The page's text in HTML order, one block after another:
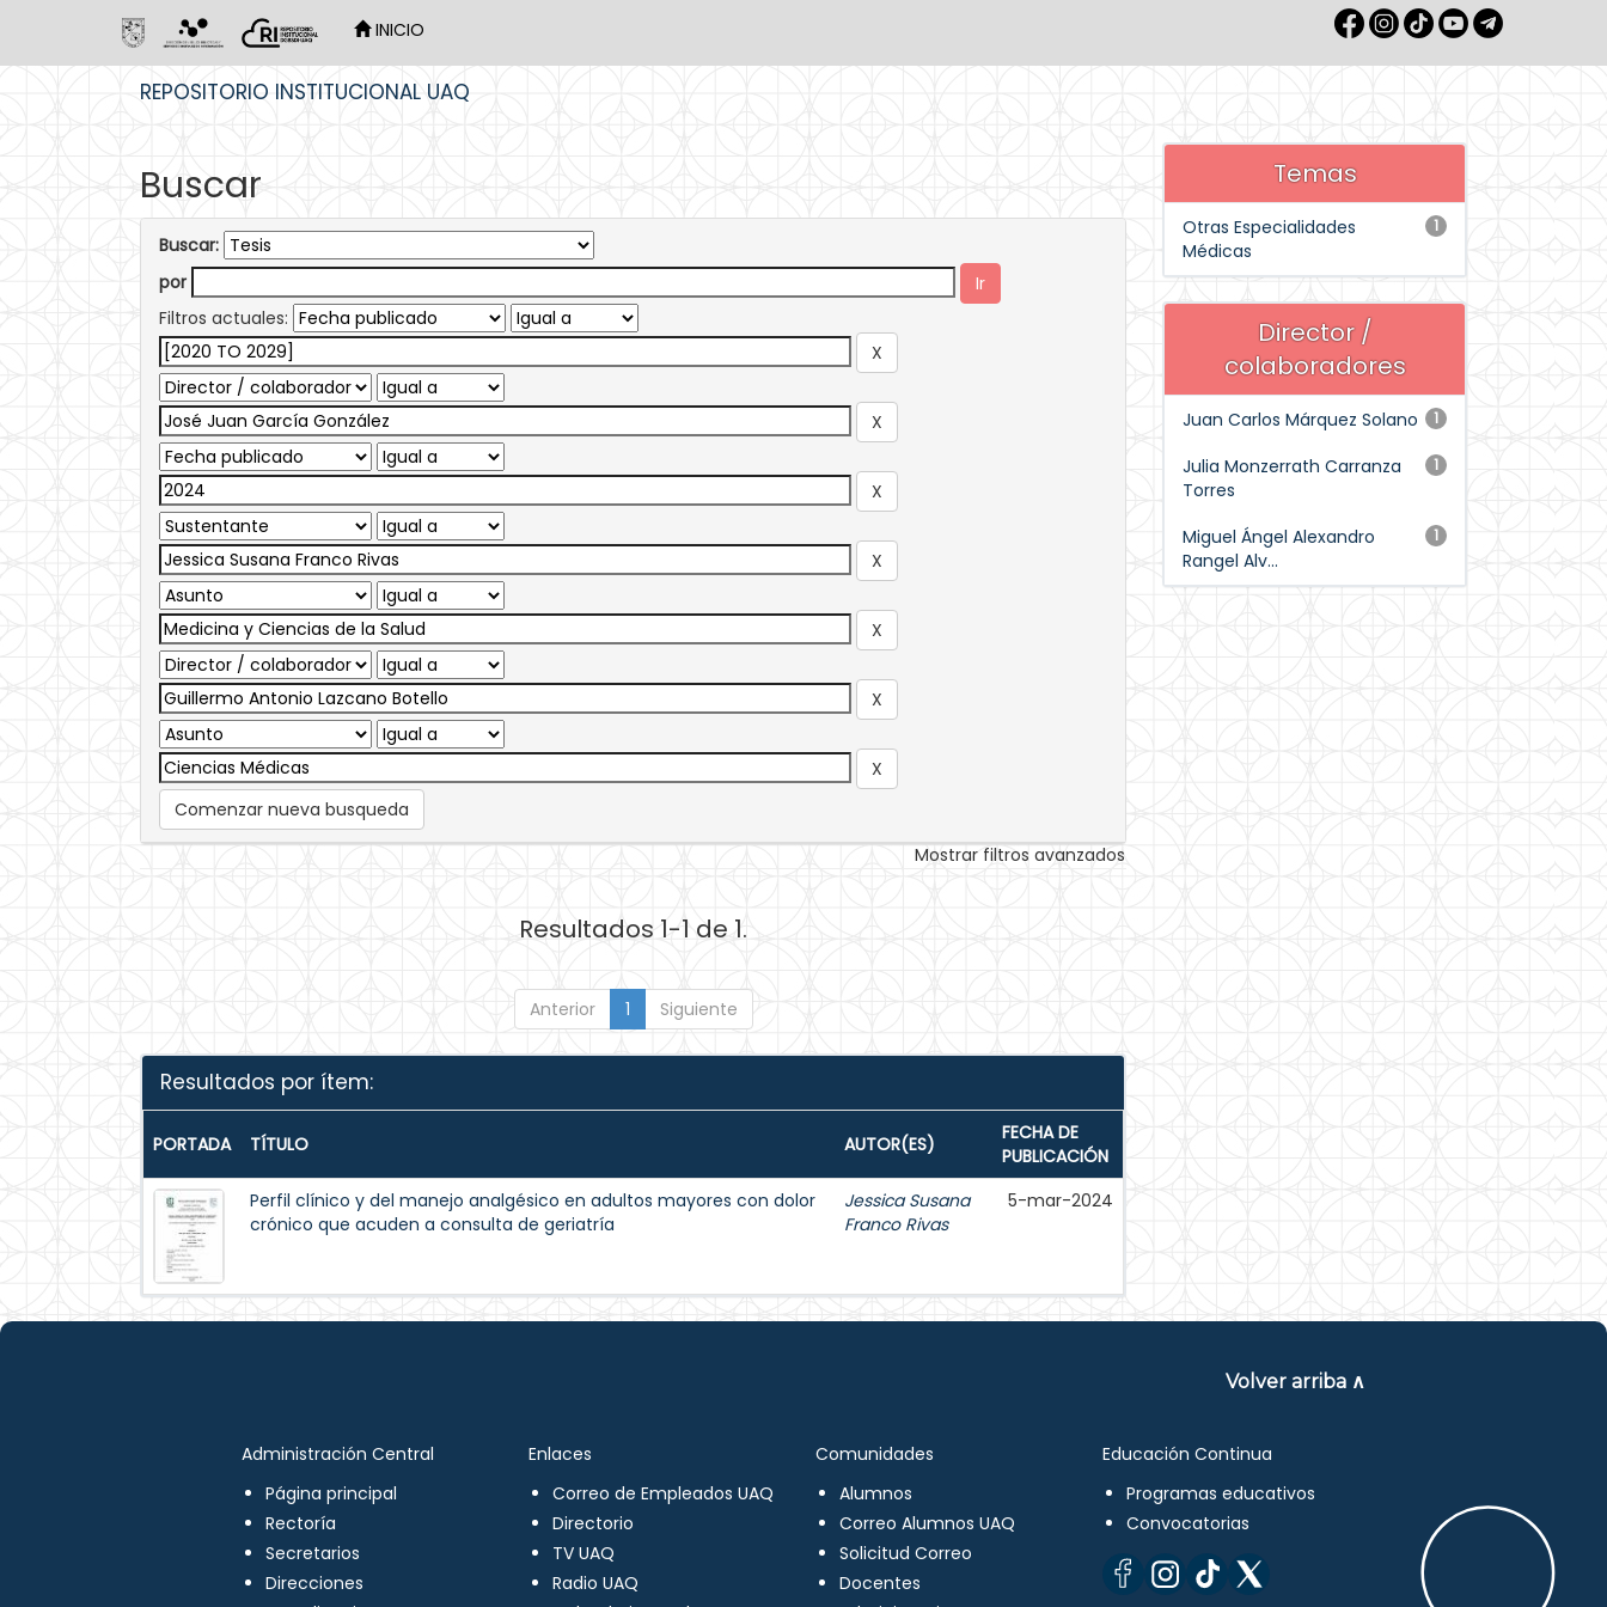
INICIO
REPOSITORIO INSTITUCIONAL UAQ
Buscar
Buscar:
por
Filtros actuales:
Comenzar nueva busqueda
Mostrar filtros avanzados
Resultados 1-1 de 1.
Anterior 1 Siguiente
Resultados por ítem:
PORTADA TÍTULO AUTOR(ES)
FECHA DE
PUBLICACIÓN
Perfil clínico y del manejo analgésico en adultos mayores con dolor
crónico que acuden a consulta de geriatría
Jessica Susana
Franco Rivas
5-mar-2024
Temas
1
Otras Especialidades
Médicas
Director /
colaboradores
1
Juan Carlos Márquez Solano
1
Julia Monzerrath Carranza
Torres
1
Miguel Ángel Alexandro
Rangel Alv...
Volver arriba ∧
Administración Central
Página principal
Rectoría
Secretarios
Direcciones
Enlaces
Correo de Empleados UAQ
Directorio
TV UAQ
Radio UAQ
Comunidades
Alumnos
Correo Alumnos UAQ
Solicitud Correo
Docentes
Educación Continua
Programas educativos
Convocatorias